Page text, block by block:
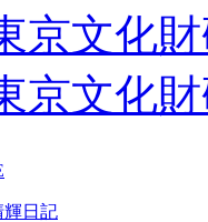
京文化
京文化
輝日記